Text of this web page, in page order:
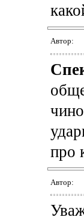
Автор:
про
Автор: